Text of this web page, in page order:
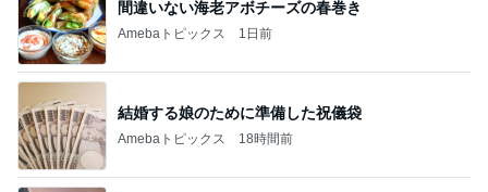
間違いない海老アボチーズの春巻き
Amebaトピックス 1日前
結婚する娘のために準備した祝儀袋
Amebaトピックス 18時間前